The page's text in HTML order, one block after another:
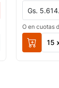
Gs.
O en cuotas
15